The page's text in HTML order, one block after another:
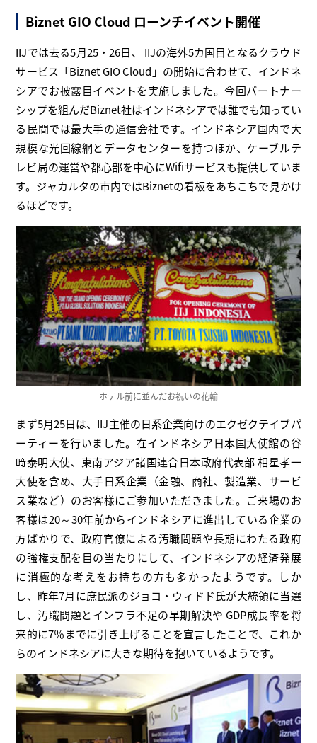
Biznet GIO Cloud ローンチイベント開催
IIJでは去る5月25・26日、 IIJの海外5カ国目となるクラウド
サービス「Biznet GIO Cloud」の開始に合わせて、インドネ
シアでお披露目イベントを実施しました。今回パートナー
シップを組んだBiznet社はインドネシアでは誰でも知ってい
る民間では最大手の通信会社です。インドネシア国内で大
規模な光回線網とデータセンターを持つほか、ケーブルテ
レビ局の運営や都心部を中心にWifiサービスも提供していま
す。ジャカルタの市内ではBiznetの看板をあちこちで見かけ
るほどです。
ホテル前に並んだお祝いの花輪
まず5月25日は、IIJ主催の日系企業向けのエクゼクテイブパ
ーティーを行いました。在インドネシア日本国大使館の谷
﨑泰明大使、東南アジア諸国連合日本政府代表部 相星孝一
大使を含め、大手日系企業（金融、商社、製造業、サービ
ス業など）のお客様にご参加いただきました。ご来場のお
客様は20～30年前からインドネシアに進出している企業の
方ばかりで、政府官僚による汚職問題や長期にわたる政府
の強権支配を目の当たりにして、インドネシアの経済発展
に消極的な考えをお持ちの方も多かったようです。しか
し、昨年7月に庶民派のジョコ・ウィドド氏が大統領に当選
し、汚職問題とインフラ不足の早期解決や GDP成長率を将
来的に7％までに引き上げることを宣言したことで、これか
らのインドネシアに大きな期待を抱いているようです。